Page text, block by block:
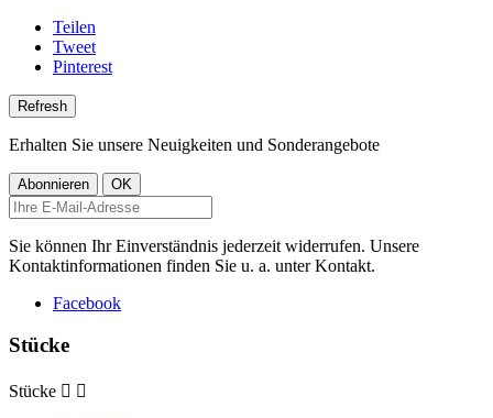
Teilen
Tweet
Pinterest
Erhalten Sie unsere Neuigkeiten und Sonderangebote
Sie können Ihr Einverständnis jederzeit widerrufen. Unsere
Kontaktinformationen finden Sie u. a. unter Kontakt.
Facebook
Stücke
Stücke  